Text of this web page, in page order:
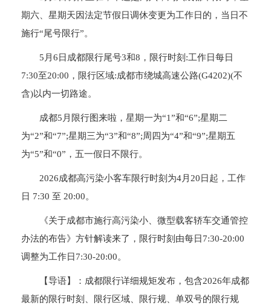
期六、星期天因法定节假日调休变更为工作日的，当日不
施行“尾号限行”。
5月6日成都限行尾号3和8，限行时刻:工作日每日
7:30至20:00，限行区域:成都市绕城高速公路(G4202)(不
含)以内一切路途。
成都5月限行图来啦，星期一为“1”和“6”;星期二
为“2”和“7”;星期三为“3”和“8”;周四为“4”和“9”;星期五
为“5”和“0”，五一假日不限行。
2026成都高污染小客车限行时刻为4月20日起，工作
日 7:30 至 20:00。
《关于成都市施行高污染小、微型载客轿车交通管控
办法的布告》方针解读来了，限行时刻由每日7:30-20:00
调整为工作日7:30-20:00。
【导语】：成都限行详细规矩发布，包含2026年成都
最新的限行时刻、限行区域、限行规、单双号的限行规